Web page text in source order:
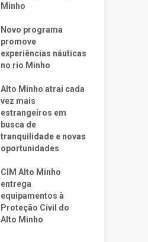
Minho
Novo programa
promove
experiências náuticas
no rio Minho
Alto Minho atrai cada
vez mais
estrangeiros em
busca de
tranquilidade e novas
oportunidades
CIM Alto Minho
entrega
equipamentos à
Proteção Civil do
Alto Minho